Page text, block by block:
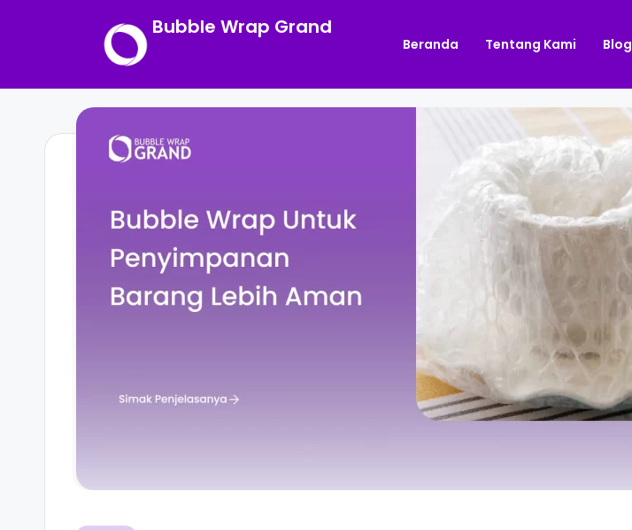
Bubble Wrap Grand
Beranda Tentang Kami Blog